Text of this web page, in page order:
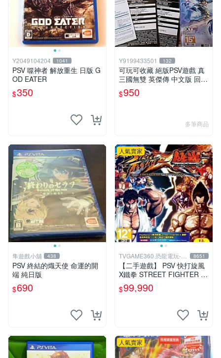
Y2049104204 1041
PSV 噬神者 解放重生 日版 G
OD EATER
$350
Y9199433501 132
可玩可收藏 絕版PSV遊戲 真
三國無雙 英傑傳 中文版 回函
特典卡齊全
$950
多筆商品
隼遊戲小舖 438
PSV 終結的熾天使 命運的開
端 純日版
$690
人氣賣家
TVGAME360 恐龍電玩-台
中店
8651
【二手遊戲】 PSV 快打旋風
X鐵拳 STREET FIGHTER X
TEKKEN 中文版 【台中恐龍
電玩】
$99,990
人氣賣家